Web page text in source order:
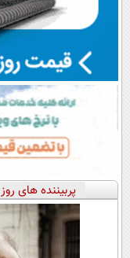
پربیننده های روز